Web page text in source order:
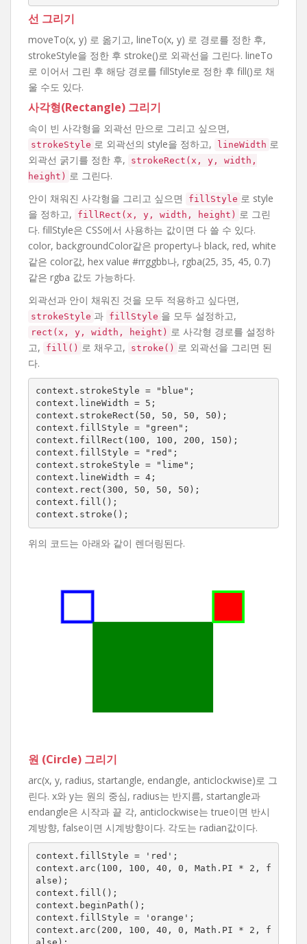
선 그리기
moveTo(x, y) 로 옮기고, lineTo(x, y) 로 경로를 정한 후,
strokeStyle을 정한 후 stroke()로 외곽선을 그린다. lineTo
로 이어서 그린 후 해당 경로를 fillStyle로 정한 후 fill()로 채
울 수도 있다.
사각형(Rectangle) 그리기
속이 빈 사각형을 외곽선 만으로 그리고 싶으면,
strokeStyle 로 외곽선의 style을 정하고, lineWidth 로
외곽선 굵기를 정한 후,
strokeRect(x, y, width,
height) 로 그린다.
안이 채워진 사각형을 그리고 싶으면
fillStyle 로 style
을 정하고,
fillRect(x, y, width, height) 로 그린
다. fillStyle은 CSS에서 사용하는 값이면 다 쓸 수 있다.
color, backgroundColor같은 property나 black, red, white
같은 color값, hex value #rrggbb나, rgba(25, 35, 45, 0.7)
같은 rgba 값도 가능하다.
외곽선과 안이 채워진 것을 모두 적용하고 싶다면,
strokeStyle 과 fillStyle 을 모두 설정하고,
rect(x, y, width, height) 로 사각형 경로를 설정하
고,
fill() 로 채우고, stroke() 로 외곽선을 그리면 된
다.
context.strokeStyle = "blue";
context.lineWidth = 5;
context.strokeRect(50, 50, 50, 50);
context.fillStyle = "green";
context.fillRect(100, 100, 200, 150);
context.fillStyle = "red";
context.strokeStyle = "lime";
context.lineWidth = 4;
context.rect(300, 50, 50, 50);
context.fill();
context.stroke();
위의 코드는 아래와 같이 렌더링된다.
원 (Circle) 그리기
arc(x, y, radius, startangle, endangle, anticlockwise)로 그
린다. x와 y는 원의 중심, radius는 반지름, startangle과
endangle은 시작과 끝 각, anticlockwise는 true이면 반시
계방향, false이면 시계방향이다. 각도는 radian값이다.
context.fillStyle = 'red';
context.arc(100, 100, 40, 0, Math.PI * 2, f
alse);
context.fill();
context.beginPath();
context.fillStyle = 'orange';
context.arc(200, 100, 40, 0, Math.PI * 2, f